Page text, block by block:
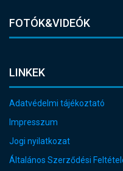
FOTÓK&VIDEÓK
LINKEK
Adatvédelmi tájékoztató
Impresszum
Jogi nyilatkozat
Általános Szerződési